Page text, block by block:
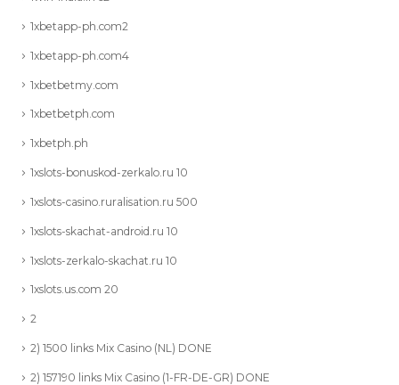
1xbetapp-ph.com2
1xbetapp-ph.com4
1xbetbetmy.com
1xbetbetph.com
1xbetph.ph
1xslots-bonuskod-zerkalo.ru 10
1xslots-casino.ruralisation.ru 500
1xslots-skachat-android.ru 10
1xslots-zerkalo-skachat.ru 10
1xslots.us.com 20
2
2) 1500 links Mix Casino (NL) DONE
2) 157190 links Mix Casino (1-FR-DE-GR) DONE